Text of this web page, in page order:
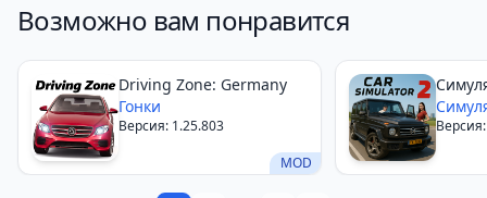
Возможно вам понравится
MOD
Driving Zone: Germany
Гонки
Версия: 1.25.803